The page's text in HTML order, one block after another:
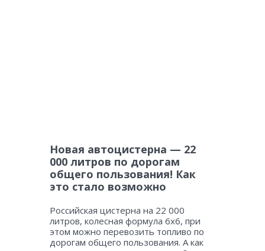
Новая автоцистерна — 22
000 литров по дорогам
общего пользования! Как
это стало возможно
Российская цистерна на 22 000
литров, колесная формула 6х6, при
этом можно перевозить топливо по
дорогам общего пользования. А как